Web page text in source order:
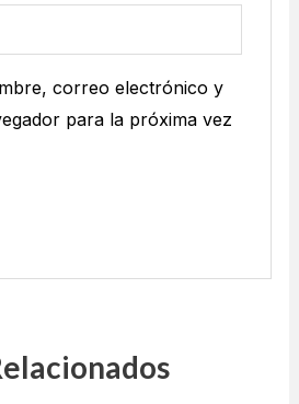
correo electrónico y
para la próxima vez